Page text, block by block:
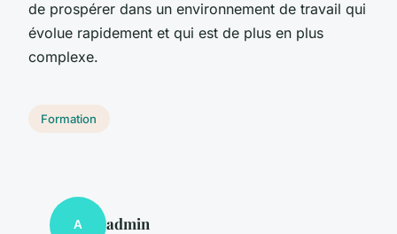
de prospérer dans un environnement de travail qui
évolue rapidement et qui est de plus en plus
complexe.
Formation
A admin